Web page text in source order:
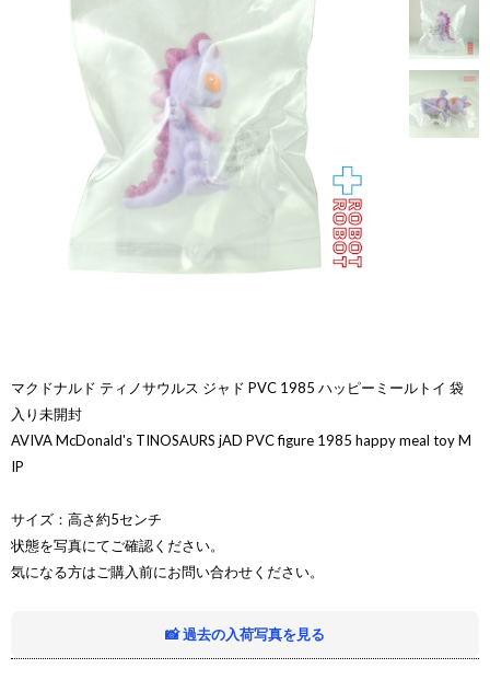
マクドナルド ティノサウルス ジャド PVC 1985 ハッピーミールトイ 袋
入り未開封
AVIVA McDonald's TINOSAURS jAD PVC figure 1985 happy meal toy M
IP
サイズ：高さ約5センチ
状態を写真にてご確認ください。
気になる方はご購入前にお問い合わせください。
📸 過去の入荷写真を見る